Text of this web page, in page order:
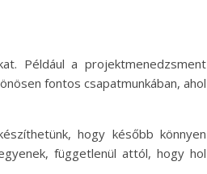
Például a projektmenedzsment
fontos csapatmunkában, ahol
hogy később könnyen
függetlenül attól, hogy hol